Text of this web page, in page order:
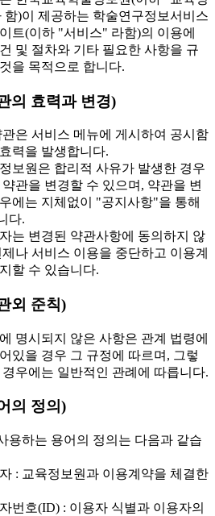
함)이 제공하는 학술연구정보서비스
트(이하 "서비스" 라함)의 이용에
및 절차와 기타 필요한 사항을 규
을 목적으로 합니다.
의 효력과 변경)
은 서비스 메뉴에 게시하여 공시함
력을 발생합니다.
보원은 합리적 사유가 발생한 경우
관을 변경할 수 있으며, 약관을 변
에는 지체없이 "공지사항"을 통해
다.
는 변경된 약관사항에 동의하지 않
제나 서비스 이용을 중단하고 이용계
할 수 있습니다.
외 준칙)
명시되지 않은 사항은 관계 법령에
있을 경우 그 규정에 따르며, 그렇
경우에는 일반적인 관례에 따릅니다.
의 정의)
용하는 용어의 정의는 다음과 같습
: 교육정보원과 이용계약을 체결한
번호(ID) : 이용자 식별과 이용자의